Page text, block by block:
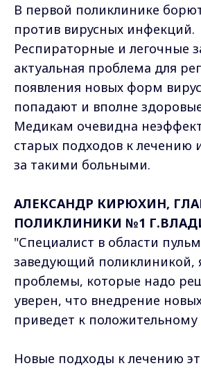
В первой поликлинике
против вирусных инфекций.
Респираторные и легочные
актуальная проблема для
появления новых форм
попадают и вполне
Медикам очевидна
старых подходов к
за такими больными.
АЛЕКСАНДР КИРЮХИН,
ПОЛИКЛИНИКИ №1
"Специалист в области
заведующий поликлиникой,
проблемы, которые надо
уверен, что внедрение
приведет к положительному
Новые подходы к лечению